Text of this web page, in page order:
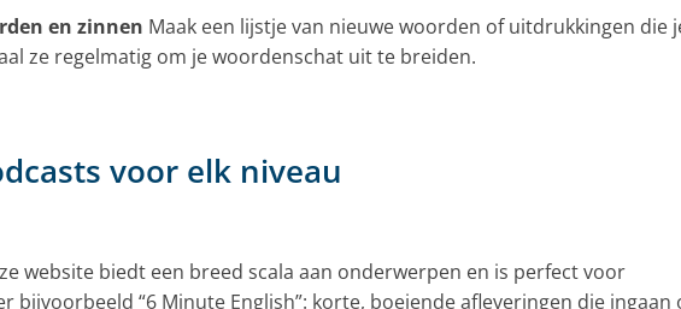
en zinnen Maak een lijstje van nieuwe woorden of uitdrukkingen die
ze regelmatig om je woordenschat uit te breiden.
voor elk niveau
website biedt een breed scala aan onderwerpen en is perfect voor
bijvoorbeeld “6 Minute English”: korte, boeiende afleveringen die ingaan